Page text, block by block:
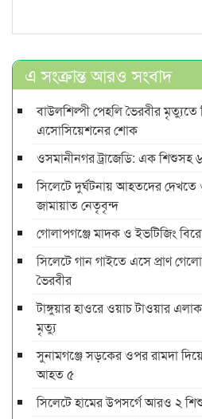
এ সংক্রান্ত আরও সংবাদ
বাউলশিল্পী পেহলি ভৈরবীর
এসোসিয়েশনের শোক
ওসমানীনগর ট্রাজেডি: এক শিশুসহ
সিলেটে দুর্ঘটনায় আহতদের দেখতে
জামায়াত নেতৃবৃন্দ
গোলাপগঞ্জে মাদক ও ইভটিজিং
সিলেটে গান গাইতে এসে প্রাণ
ভৈরবীর
টাঙ্গুয়ার হাওরে ওয়াচ টাওয়ার
মৃত্যু
সুনামগঞ্জে সড়কের ওপর রামদা
আহত ৫
সিলেটে হামের উপসর্গে আরও ২